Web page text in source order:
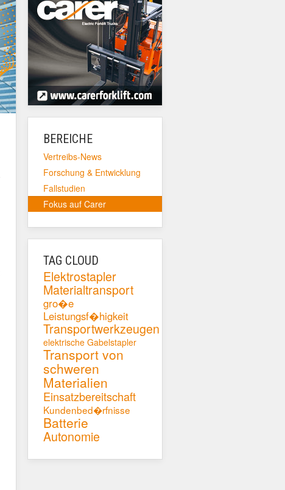
BEREICHE
Vertreibs-News
Forschung & Entwicklung
Fallstudien
Fokus auf Carer
TAG CLOUD
Elektrostapler
Materialtransport
gro�e
Leistungsf�higkeit
Transportwerkzeugen
elektrische Gabelstapler
Transport von
schweren
Materialien
Einsatzbereitschaft
Kundenbed�rfnisse
Batterie
Autonomie